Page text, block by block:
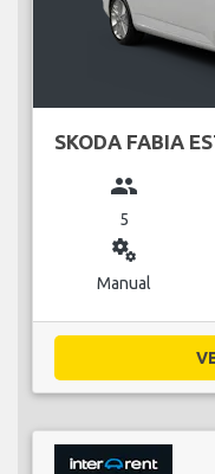
SKODA FABIA
group
5
miscellaneous_services
Manual